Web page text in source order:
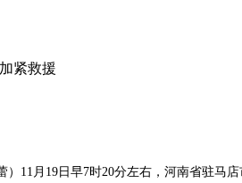
紧救援
11月19日早7时20分左右，河南省驻马